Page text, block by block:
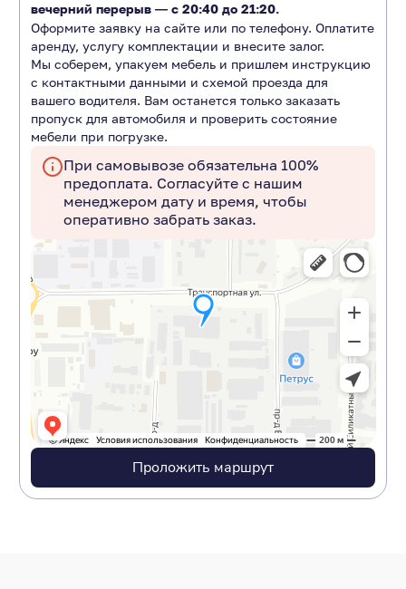
вечерний перерыв ― с 20:40 до 21:20.
Оформите заявку на сайте или по телефону. Оплатите
аренду, услугу комплектации и внесите залог.
Мы соберем, упакуем мебель и пришлем инструкцию
с контактными данными и схемой проезда для
вашего водителя. Вам останется только заказать
пропуск для автомобиля и проверить состояние
мебели при погрузке.
При самовывозе обязательна 100%
предоплата. Согласуйте с нашим
менеджером дату и время, чтобы
оперативно забрать заказ.
Проложить маршрут